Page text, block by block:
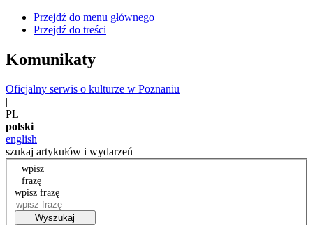
Przejdź do menu głównego
Przejdź do treści
Komunikaty
Oficjalny serwis o kulturze w Poznaniu
|
PL
polski
english
szukaj artykułów i wydarzeń
wpisz
frazę
wpisz frazę
Wyszukaj